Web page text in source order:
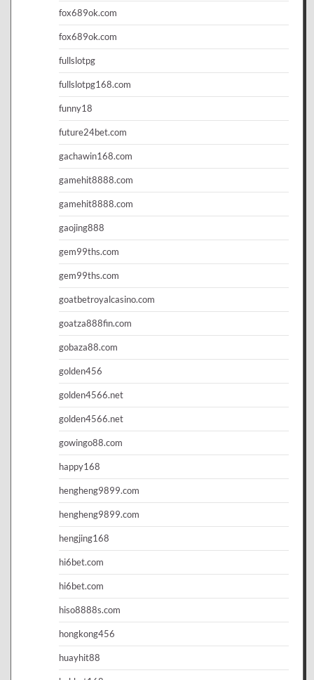
fox689ok.com
fox689ok.com
fullslotpg
fullslotpg168.com
funny18
future24bet.com
gachawin168.com
gamehit8888.com
gamehit8888.com
gaojing888
gem99ths.com
gem99ths.com
goatbetroyalcasino.com
goatza888fin.com
gobaza88.com
golden456
golden4566.net
golden4566.net
gowingo88.com
happy168
hengheng9899.com
hengheng9899.com
hengjing168
hi6bet.com
hi6bet.com
hiso8888s.com
hongkong456
huayhit88